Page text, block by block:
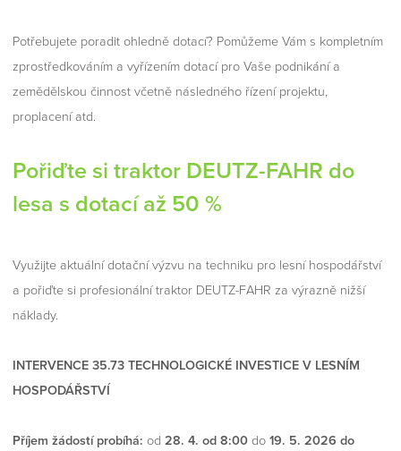
Potřebujete poradit ohledně dotací? Pomůžeme Vám s kompletním
zprostředkováním a vyřízením dotací pro Vaše podnikání a
zemědělskou činnost včetně následného řízení projektu,
proplacení atd.
Pořiďte si traktor DEUTZ-FAHR do
lesa s dotací až 50 %
Využijte aktuální dotační výzvu na techniku pro lesní hospodářství
a pořiďte si profesionální traktor DEUTZ-FAHR za výrazně nižší
náklady.
INTERVENCE 35.73 TECHNOLOGICKÉ INVESTICE V LESNÍM
HOSPODÁŘSTVÍ
Příjem žádostí probíhá: od 28. 4. od 8:00 do 19. 5. 2026 do